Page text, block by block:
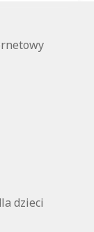
produktu
dzieci